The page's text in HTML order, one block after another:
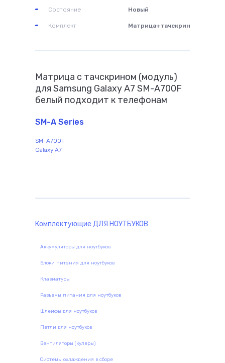
Состояние Новый
Комплект Матрица+тачскрин
Матрица с тачскрином (модуль)
для Samsung Galaxy A7 SM-A700F
белый подходит к телефонам
SM-A Series
SM-A700F
Galaxy A7
Комплектующие ДЛЯ НОУТБУКОВ
Аккумуляторы для ноутбуков
Блоки питания для ноутбуков
Клавиатуры
Разъемы питания для ноутбуков
Шлейфы для ноутбуков
Петли для ноутбуков
Вентиляторы (кулеры)
Системы охлаждения в сборе